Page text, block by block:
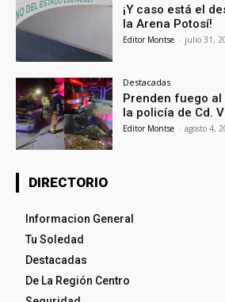
¡Y caso está el
la Arena Potosí!
Editor Montse - julio 31,
Destacadas
Prenden fuego
la policía de Cd.
Editor Montse - agosto 4,
DIRECTORIO
Informacion General
Tu Soledad
Destacadas
De La Región Centro